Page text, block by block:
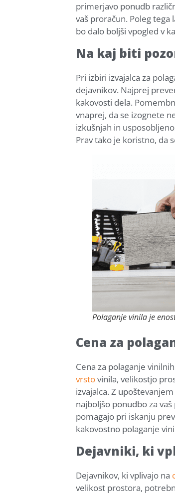
primerjavo ponudb
vaš proračun. Poleg
bo dalo boljši vpogled v
Na kaj biti
Pri izbiri izvajalca za
dejavnikov. Najprej
kakovosti dela.
vnaprej, da se izognete
izkušnjah in
Prav tako je koristno, da
Polaganje vinila je
Cena za
Cena za polaganje
vrstovinila, velikostjo
izvajalca. Z
najboljšo ponudbo za
pomagajo pri iskanju
kakovostno polaganje
Dejavniki, ki
Dejavnikov, ki vplivajo na
velikost prostora,